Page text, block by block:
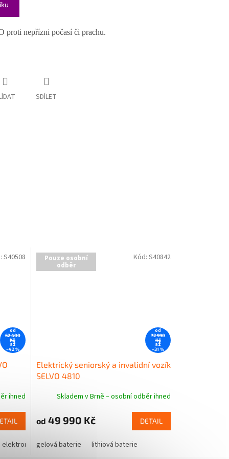
nepřízni počasí či prachu.
SDÍLET
brzda
od
62 400
Kč
až
–42 %
ihned
elektromagnetická brzda lithiová baterie a elektromagnetická brzda
S40508 Pouze osobní
odběr
od
72 990
Kč
až
–31 %
Elektrický seniorský a invalidní vozík
SELVO 4810
Skladem v Brně – osobní odběr ihned
od 49 990 Kč DETAIL
gelová baterie lithiová baterie
Kód: S40842